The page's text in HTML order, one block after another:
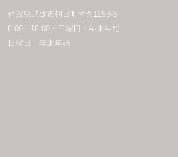
佐賀県武雄市朝日町甘久1293-3
8:00～18:00・日曜日・年末年始
日曜日・年末年始